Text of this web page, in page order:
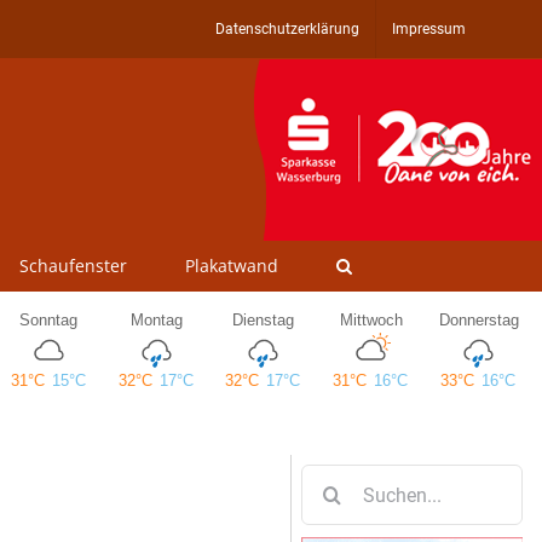
Datenschutzerklärung Impressum
Schaufenster Plakatwand
nach: